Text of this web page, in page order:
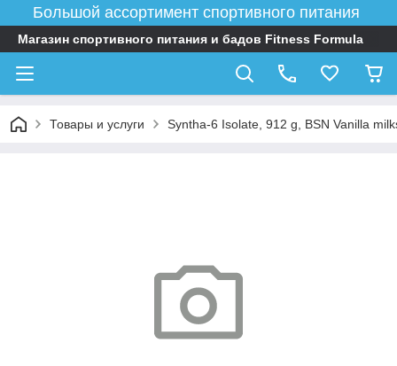
Большой ассортимент спортивного питания
Магазин спортивного питания и бадов Fitness Formula
Товары и услуги Syntha-6 Isolate, 912 g, BSN Vanilla